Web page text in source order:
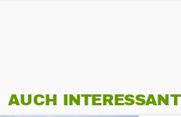
AUCH INTERESSANT